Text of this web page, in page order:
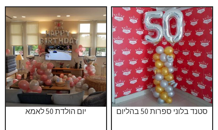
יום הולדת 50 לאמא סטנד בלוני ספרות 50 בהליום